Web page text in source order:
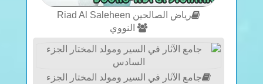
رياض الصالحين Riad Al Saleheen
النووي
جامع الآثار في السير ومولد المختار الجزء